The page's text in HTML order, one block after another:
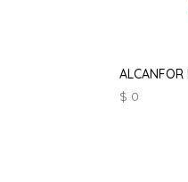
ALCANFOR
$ 0